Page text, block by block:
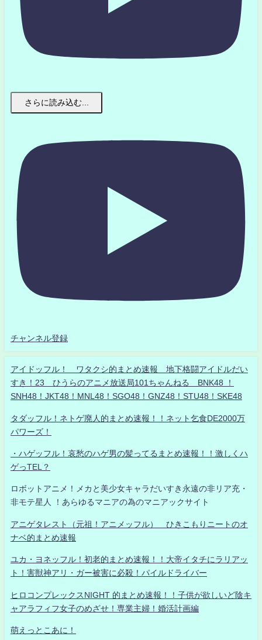
さらに読み込む...
チャンネル登録
アイドッフル！ ワタクシ的まとめ速報 地下格闘アイドルだい
すき！23 ひうらのアニメ放送局101ちゃんねる BNK48 ！
SNH48！JKT48！MNL48！SGO48！GNZ48！STU48！SKE48
タダッフル！ネトゲ廃人的まとめ速報！！ネット乞食DE2000万
パワーズ！
・ハゲッフル！哀愁のハゲ男の髪ってるまとめ速報！！激しくハ
ゲっTEL？
ロボットアニメ！メカと美少女キャラだいすき永遠の非リア充・
非モテ星人 ！あらゆるマニアの為のマニアックサイト
アニゲタレスト（元祖！アニメッフル） ひきこもりニートのオ
ナベ的まとめ速報
ユカ・ヨネッフル！初老的まとめ速報！！大帝イタチにラリアッ
ト！害獣神アリ・ガー被害に必殺！パイルドライバー
ヒロコンプレックスNIGHT 的まとめ速報！！子供が欲しいど陰キ
ャアラフィフ女子のめざせ！専業主婦！婚活計画編
萌えっとこあに！